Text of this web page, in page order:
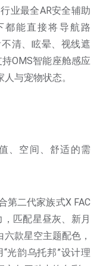
业最全AR安全辅助
都能直接将导航路
清、眩晕、视线遮
OMS智能座舱感应
与宠物状态。
、空间、舒适的需
第二代家族式X FAC
匹配星昼灰、新月
款星空主题配色，
光韵乌托邦”设计理